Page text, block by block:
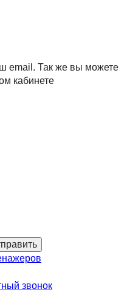
email. Так же вы можете
кабинете
звонок